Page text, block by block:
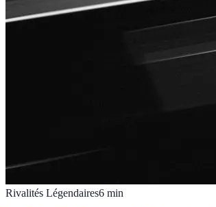
Rivalités Légendaires6 min